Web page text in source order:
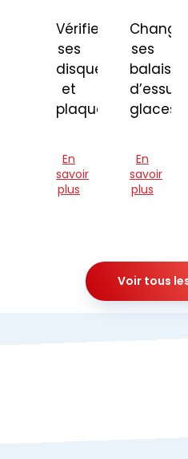
Vérifier
ses
disques
et
plaquettes
En
savoir
plus
Changer
ses
balais
d’essuie-
glaces
En
savoir
plus
Voir tous